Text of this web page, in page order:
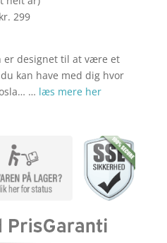
299
er designet til at være et
kan have med dig hvor
… læs mere her